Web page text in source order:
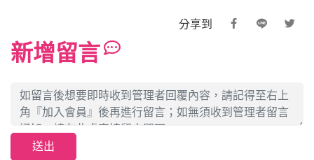
分享到
新增留言
送出